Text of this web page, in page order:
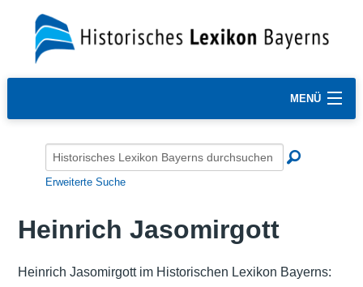
MENÜ
Erweiterte Suche
Heinrich Jasomirgott
Heinrich Jasomirgott im Historischen Lexikon Bayerns: